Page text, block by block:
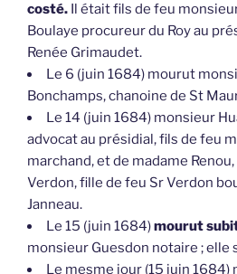
costé. Il était fils de feu
Boulaye procureur du Roy au
Renée Grimaudet.
Le 6 (juin 1684) mourut
Bonchamps, chanoine de St
Le 14 (juin 1684) monsieur
advocat au présidial, fils de feu
marchand, et de madame
Verdon, fille de feu Sr Verdon
Janneau.
Le 15 (juin 1684)mourut
monsieur Guesdon notaire ; elle
Le mesme jour (15 juin